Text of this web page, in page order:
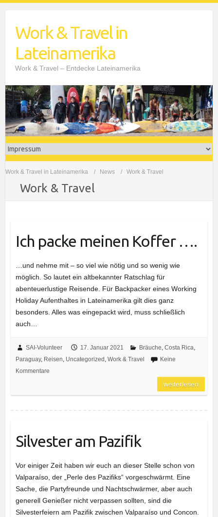
Work & Travel in
Lateinamerika
Work & Travel – Entdecke Lateinamerika
Work & Travel in Lateinamerika News Work & Travel
Work & Travel
Ich packe meinen Koffer ….
…und nehme mit – so viel wie nötig und so wenig wie
möglich. So lautet ein altbekannter Ratschlag für
abenteuerlustige Reisende. Für Backpacker eines Working
Holiday Aufenthaltes in Lateinamerika gilt dies ganz
besonders. Alles was eingepackt wird, muss schließlich
auch…
SAI-Volunteer 17. Januar 2021 Bräuche Costa Rica
Paraguay, Reisen Uncategorized Work & Travel
Keine
Kommentare
weiterlesen
Silvester am Pazifik
Vor einiger Zeit haben wir euch an dieser Stelle schon von
Valparaíso, der „Perle des Pazifiks“ vorgeschwärmt. Eine
Sache, die Partyfreunde und Nachtschwärmer, aber auch
generell Genießer nicht verpassen sollten, sind die
Silvesterfeiern am Pazifik zwischen Valparaíso und Concon.